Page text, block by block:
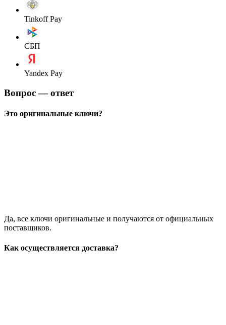
Tinkoff Pay
СБП
Yandex Pay
Вопрос — ответ
Это оригинальные ключи?
Да, все ключи оригинальные и получаются от официальных
поставщиков.
Как осуществляется доставка?